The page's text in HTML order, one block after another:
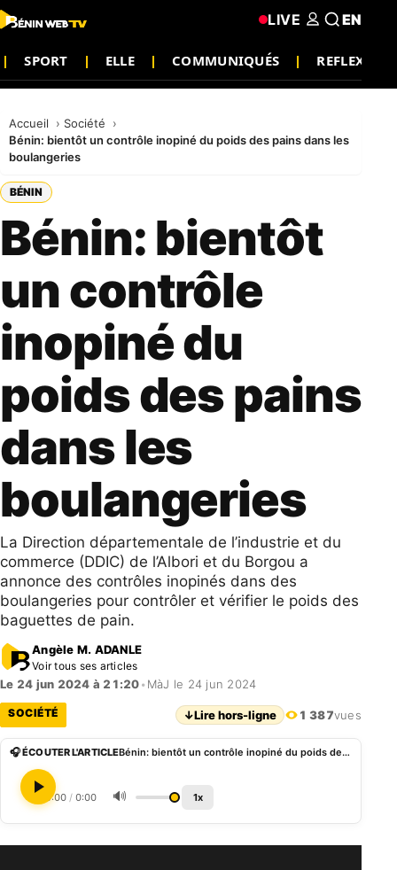
SPORT ELLE COMMUNIQUÉS REFLEXION
LIVE EN
Accueil
Société
Bénin: bientôt un contrôle inopiné du poids des pains dans les
boulangeries
BÉNIN
Bénin: bientôt
un contrôle
inopiné du
poids des pains
dans les
boulangeries
La Direction départementale de l’industrie et du
commerce (DDIC) de l’Albori et du Borgou a
annonce des contrôles inopinés dans des
boulangeries pour contrôler et vérifier le poids des
baguettes de pain.
Angèle M. ADANLE
Voir tous ses articles
Le 24 jun 2024 à 21:20• MàJ le 24 jun 2024
SOCIÉTÉ ↓Lire hors-ligne 1 387vues
🎧 ÉCOUTER L'ARTICLE Bénin: bientôt un contrôle inopiné du poids des pains dans les boulangeries
0:00 / 0:00 🔊 1x